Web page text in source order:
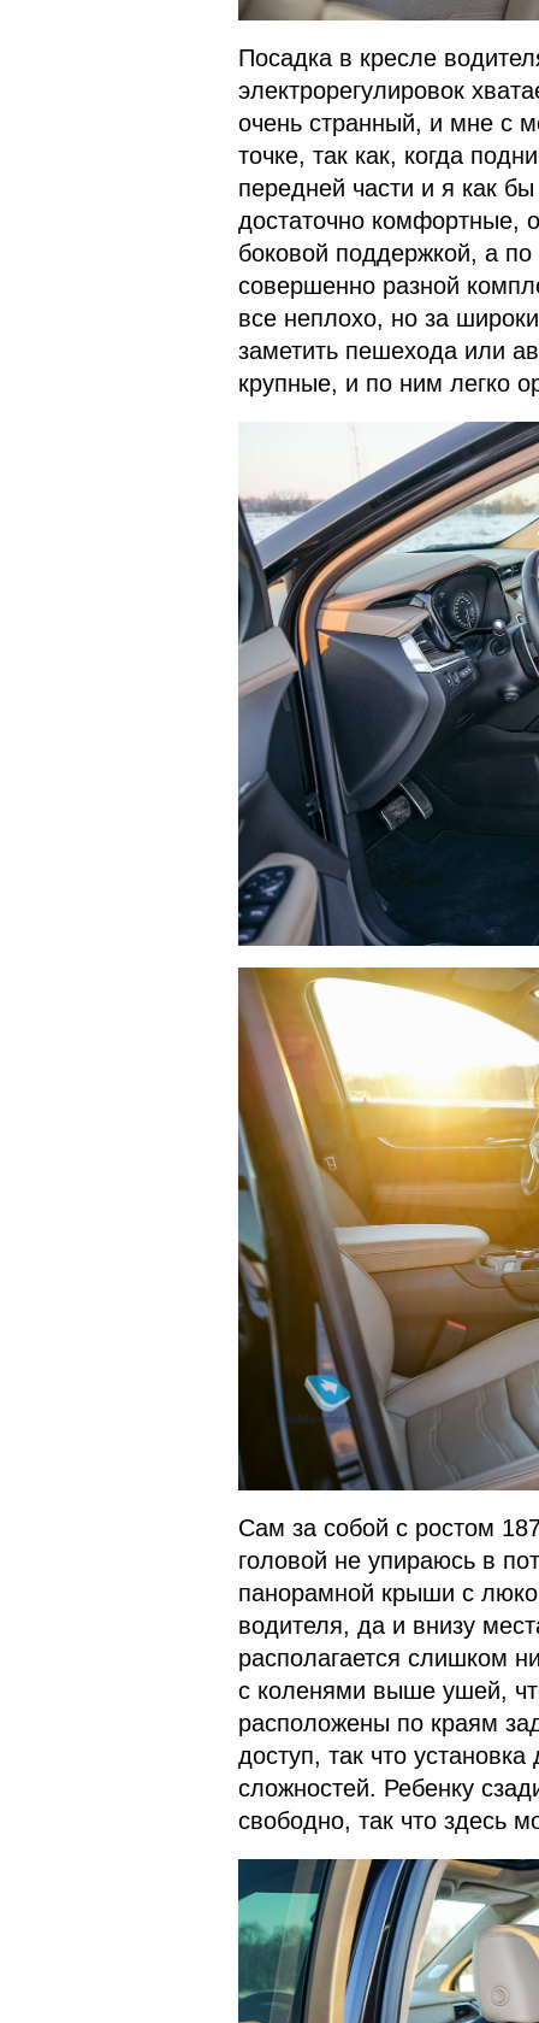
Посадка в кресле
электрорегулировок
очень странный, и мне с
точке, так как, когда
передней части и я как
достаточно комфортные,
боковой поддержкой, а
совершенно разной
все неплохо, но за
заметить пешехода или
крупные, и по ним легко
Сам за собой с ростом
головой не упираюсь в
панорамной крыши с
водителя, да и внизу
располагается слишком
с коленями выше ушей,
расположены по краям
доступ, так что
сложностей. Ребенку
свободно, так что здесь